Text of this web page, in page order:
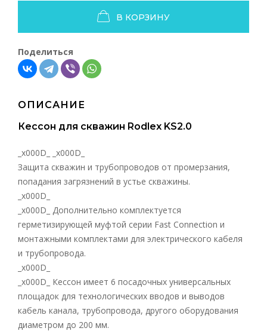
В КОРЗИНУ
Поделиться
ОПИСАНИЕ
Кессон для скважин Rodlex KS2.0
_x000D_ _x000D_
Защита скважин и трубопроводов от промерзания,
попадания загрязнений в устье скважины.
_x000D_
_x000D_ Дополнительно комплектуется
герметизирующей муфтой серии Fast Connection и
монтажными комплектами для электрического кабеля
и трубопровода.
_x000D_
_x000D_ Кессон имеет 6 посадочных универсальных
площадок для технологических вводов и выводов
кабель канала, трубопровода, другого оборудования
диаметром до 200 мм.